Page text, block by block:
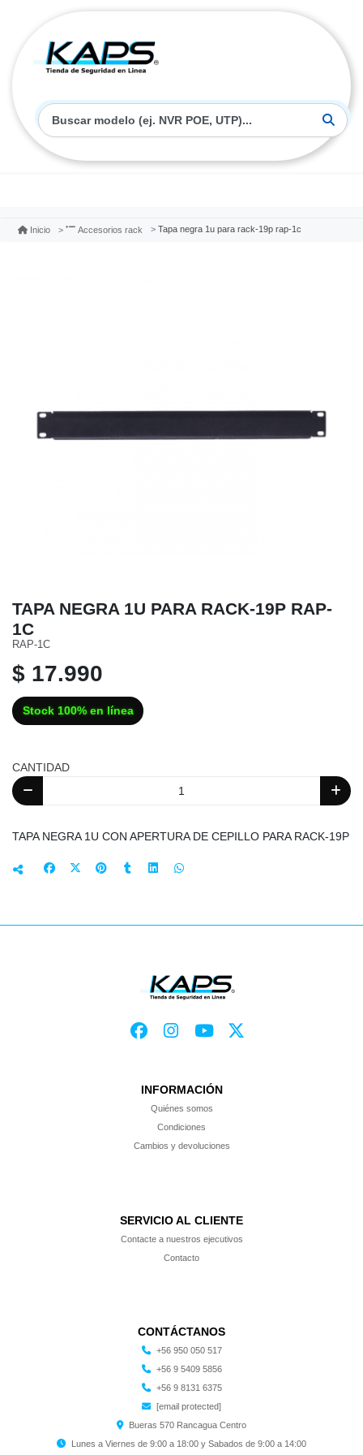
Inicio Accesorios rack Tapa negra 1u para rack-19p rap-1c
TAPA NEGRA 1U PARA RACK-19P RAP-
1C
RAP-1C
$ 17.990
Stock 100% en línea
CANTIDAD
TAPA NEGRA 1U CON APERTURA DE CEPILLO PARA RACK-19P
INFORMACIÓN
Quiénes somos
Condiciones
Cambios y devoluciones
SERVICIO AL CLIENTE
Contacte a nuestros ejecutivos
Contacto
CONTÁCTANOS
+56 950 050 517
+56 9 5409 5856
+56 9 8131 6375
[email protected]
Bueras 570 Rancagua Centro
Lunes a Viernes de 9:00 a 18:00 y Sabados de 9:00 a 14:00